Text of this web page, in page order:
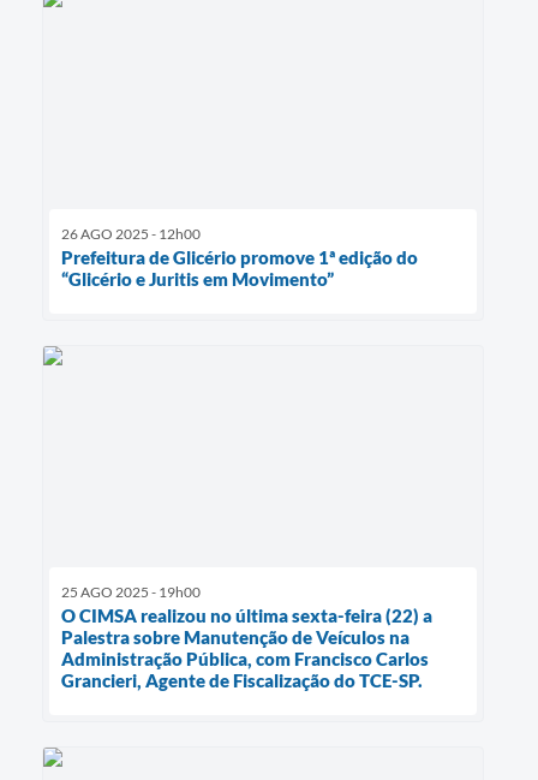
26 AGO 2025 - 12h00
Prefeitura de Glicério promove 1ª edição do
“Glicério e Juritis em Movimento”
25 AGO 2025 - 19h00
O CIMSA realizou no última sexta-feira (22) a
Palestra sobre Manutenção de Veículos na
Administração Pública, com Francisco Carlos
Grancieri, Agente de Fiscalização do TCE-SP.